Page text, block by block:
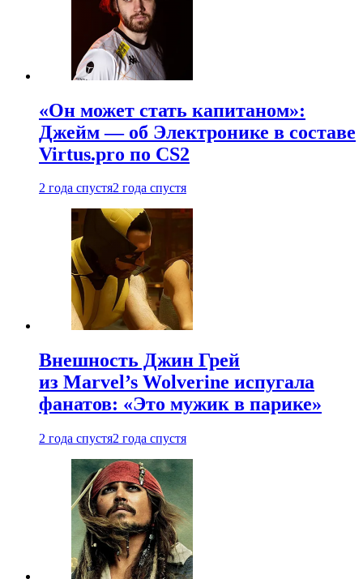
«Он может стать капитаном»:
Джейм — об Электронике в составе
Virtus.pro по CS2
2 года спустя2 года спустя
Внешность Джин Грей
из Marvel’s Wolverine испугала
фанатов: «Это мужик в парике»
2 года спустя2 года спустя